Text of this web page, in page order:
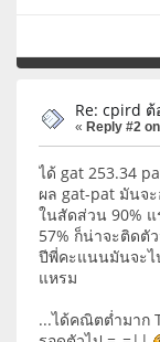
Re: cpird
« Reply #2
ได้ gat 253.34
ผล gat-pat มันจ
ในสัดส่วน 90% แ
57% ก็น่าจะติดตั
ปีพี่คะแนนมันจะไ
แหรม
...ได้คณิตต่ำมาก